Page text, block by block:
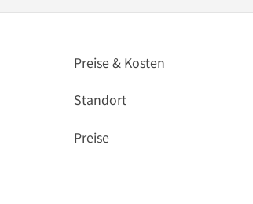
Preise & Kosten
Standort
Preise